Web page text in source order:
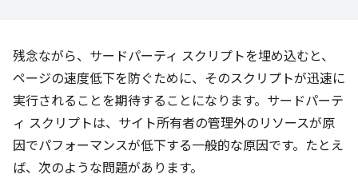
残念ながら、サードパーティ スクリプトを埋め込むと、
ページの速度低下を防ぐために、そのスクリプトが迅速に
実行されることを期待することになります。サードパーテ
ィ スクリプトは、サイト所有者の管理外のリソースが原
因でパフォーマンスが低下する一般的な原因です。たとえ
ば、次のような問題があります。